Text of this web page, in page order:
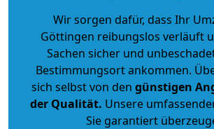
Wir sorgen dafür, dass Ihr
Göttingen reibungslos verläuft
Sachen sicher und
Bestimmungsort ankommen.
sich selbst von den günstigen
der Qualität. Unsere
Sie garantiert